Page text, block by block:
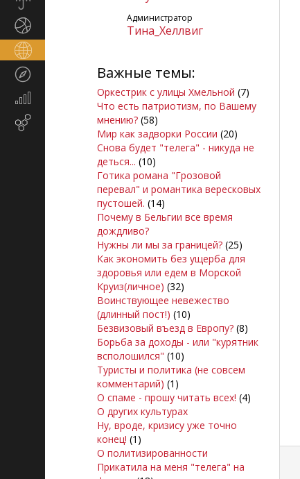
Экономика
маркетинг
Администратор
Тина_Хеллвиг
Важные темы:
Оркестрик с улицы Хмельной (7)
Что есть патриотизм, по Вашему
мнению? (58)
Мир как задворки России (20)
Снова будет "телега" - никуда не
деться... (10)
Готика романа "Грозовой
перевал" и романтика вересковых
пустошей. (14)
Почему в Бельгии все время
дождливо?
Нужны ли мы за границей? (25)
Как экономить без ущерба для
здоровья или едем в Морской
Круиз(личное) (32)
Воинствующее невежество
(длинный пост!) (10)
Безвизовый въезд в Европу? (8)
Борьба за доходы - или "курятник
всполошился" (10)
Туристы и политика (не совсем
комментарий) (1)
О спаме - прошу читать всех! (4)
О других культурах
Ну, вроде, кризису уже точно
конец! (1)
О политизированности
Прикатила на меня "телега" на